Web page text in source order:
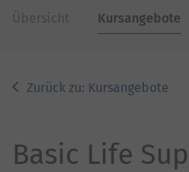
Übersicht Kursangebote
Zurück zu: Kursangebote
Basic Life